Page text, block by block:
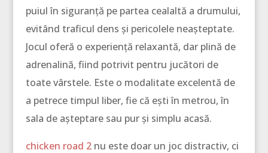
puiul în siguranță pe partea cealaltă a drumului,
evitând traficul dens și pericolele neașteptate.
Jocul oferă o experiență relaxantă, dar plină de
adrenalină, fiind potrivit pentru jucători de
toate vârstele. Este o modalitate excelentă de
a petrece timpul liber, fie că ești în metrou, în
sala de așteptare sau pur și simplu acasă.
chicken road 2nu este doar un joc distractiv, ci